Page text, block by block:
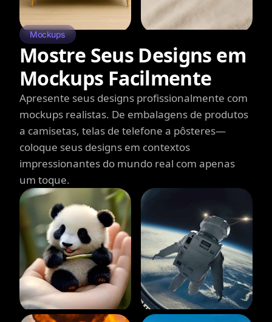
Mockups
Mostre Seus Designs em
Mockups Facilmente
Apresente seus designs profissionalmente com
mockups realistas. De embalagens de produtos
a camisetas, telas de telefone a pôsteres—
coloque seus designs em contextos
impressionantes do mundo real com apenas
um toque.